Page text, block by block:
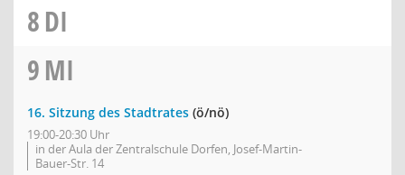
8DI
9MI
16. Sitzung des Stadtrates (ö/nö)
19:00-20:30 Uhr
in der Aula der Zentralschule Dorfen, Josef-Martin-
Bauer-Str. 14